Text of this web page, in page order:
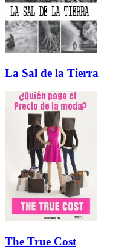
La Sal de la Tierra
The True Cost